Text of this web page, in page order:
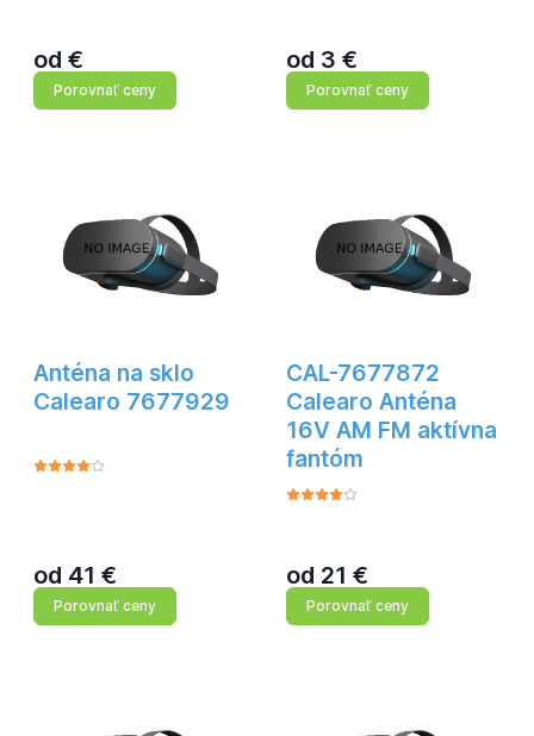
od €
Porovnať ceny
od 3 €
Porovnať ceny
Anténa na sklo
Calearo 7677929
od 41 €
Porovnať ceny
CAL-7677872
Calearo Anténa
16V AM FM aktívna
fantóm
od 21 €
Porovnať ceny